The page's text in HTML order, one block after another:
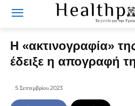
Η «ακτινογραφία»
έδειξε η απογραφή
5 Σεπτεμβρίου 2023